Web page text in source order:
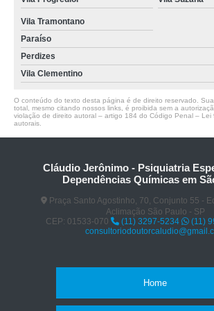
Vila Tramontano
Paraíso
Perdizes
Vila Clementino
O conteúdo do texto desta página é de direito reservado.
total, mesmo citando nossos links, é proibida sem a
violação de direito autoral – artigo 184 do Código Penal – Lei
autorais
Cláudio Jerônimo - Psiquiatria
Dependências Químicas em
Praça Santo Agostinho, 70, Conjunto 55 -
Aclimação São Paulo - SP
CEP: 01533-070
(11) 3297-5234
(11)
Home